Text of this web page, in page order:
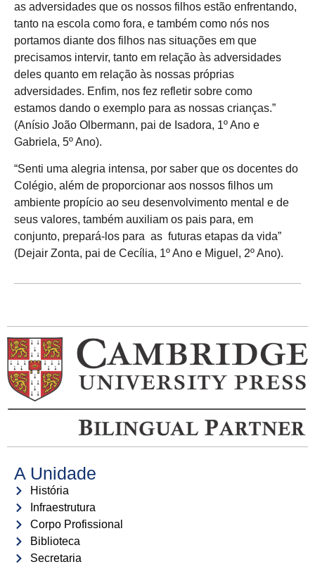
as adversidades que os nossos filhos estão enfrentando,
tanto na escola como fora, e também como nós nos
portamos diante dos filhos nas situações em que
precisamos intervir, tanto em relação às adversidades
deles quanto em relação às nossas próprias
adversidades. Enfim, nos fez refletir sobre como
estamos dando o exemplo para as nossas crianças.”
(Anísio João Olbermann, pai de Isadora, 1º Ano e
Gabriela, 5º Ano).
“Senti uma alegria intensa, por saber que os docentes do
Colégio, além de proporcionar aos nossos filhos um
ambiente propício ao seu desenvolvimento mental e de
seus valores, também auxiliam os pais para, em
conjunto, prepará-los para as futuras etapas da vida”
(Dejair Zonta, pai de Cecília, 1º Ano e Miguel, 2º Ano).
A Unidade
História
Infraestrutura
Corpo Profissional
Biblioteca
Secretaria